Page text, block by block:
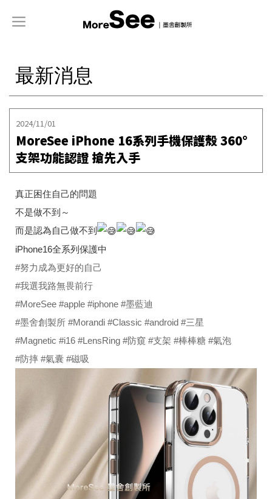
最新消息
2024/11/01
MoreSee iPhone 16系列手機保護殼 360°
支架功能認證 搶先入手
真正困住自己的問題
不是做不到～
而是認為自己做不到
iPhone16全系列保護中
#努力成為更好的自己
#我選我路無畏前行
#MoreSee #apple #iphone #墨藍迪
#墨舍創製所 #Morandi #Classic #android #三星
#Magnetic #i16 #LensRing #防窺 #支架 #棒棒糖 #氣泡
#防摔 #氣囊 #磁吸